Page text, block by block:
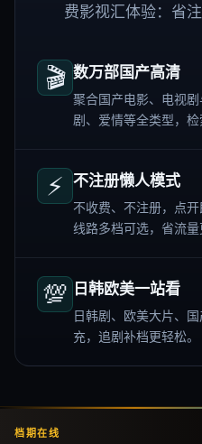
费影视汇体验：省
🎬 数万部国产高清
聚合国产电影、电视
剧、爱情等全类型，检
⚡ 不注册懒人模式
不收费、不注册，点
线路多档可选，省流量
💯 日韩欧美一站看
日韩剧、欧美大片、
充，追剧补档更轻松。
档期在线